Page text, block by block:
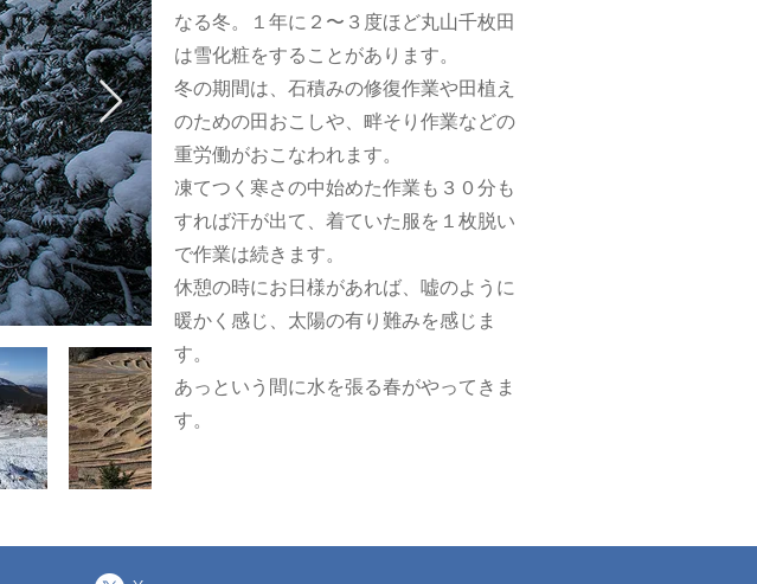
なる冬。１年に２〜３度ほど丸山千枚田
は雪化粧をすることがあります。
冬の期間は、石積みの修復作業や田植え
のための田おこしや、畔そり作業などの
重労働がおこなわれます。
凍てつく寒さの中始めた作業も３０分も
すれば汗が出て、着ていた服を１枚脱い
で作業は続きます。
​休憩の時にお日様があれば、嘘のように
暖かく感じ、太陽の有り難みを感じま
す。
​あっという間に水を張る春がやってきま
す。